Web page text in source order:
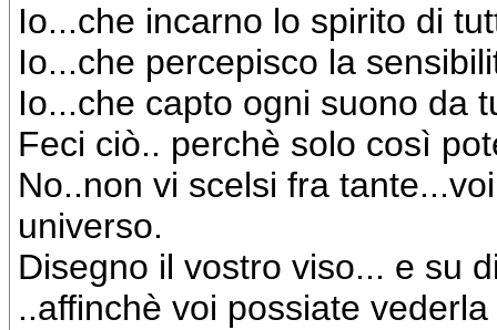
Io...che incarno lo spirito di
Io...che percepisco la
Io...che capto ogni suono da
Feci ciò.. perchè solo così
No..non vi scelsi fra
universo.
Disegno il vostro viso... e su
..affinchè voi possiate